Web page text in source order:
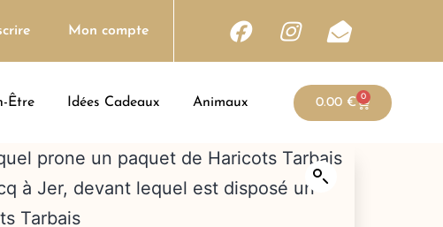
Mon compte
Être Idées Cadeaux Animaux 0.00 € 0